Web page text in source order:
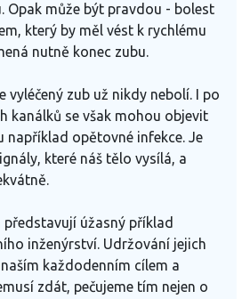
Opak může být pravdou - bolest
který by měl vést k rychlému
nutně konec zubu.
vyléčený zub už nikdy nebolí. I po
kanálků se však mohou objevit
například opětovné infekce. Je
které náš tělo vysílá, a
představují úžasný příklad
inženýrství. Udržování jejich
každodenním cílem a
zdát, pečujeme tím nejen o